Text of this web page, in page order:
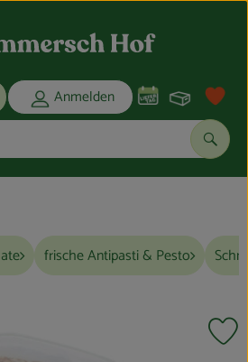
Anmelden
öffnen oder
Bio-Kochkisten
frische Antipasti & Pesto